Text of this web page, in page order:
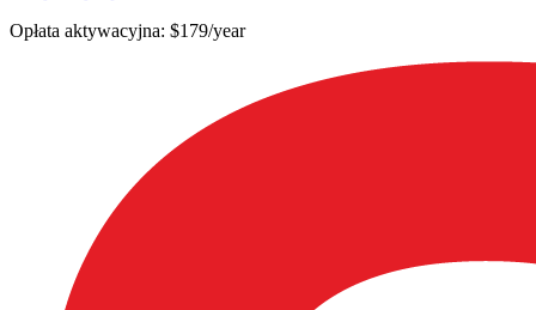
Opłata aktywacyjna: $179/year